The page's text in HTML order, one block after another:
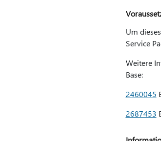
Um
Service
Weitere
Base:
2460045
2687453